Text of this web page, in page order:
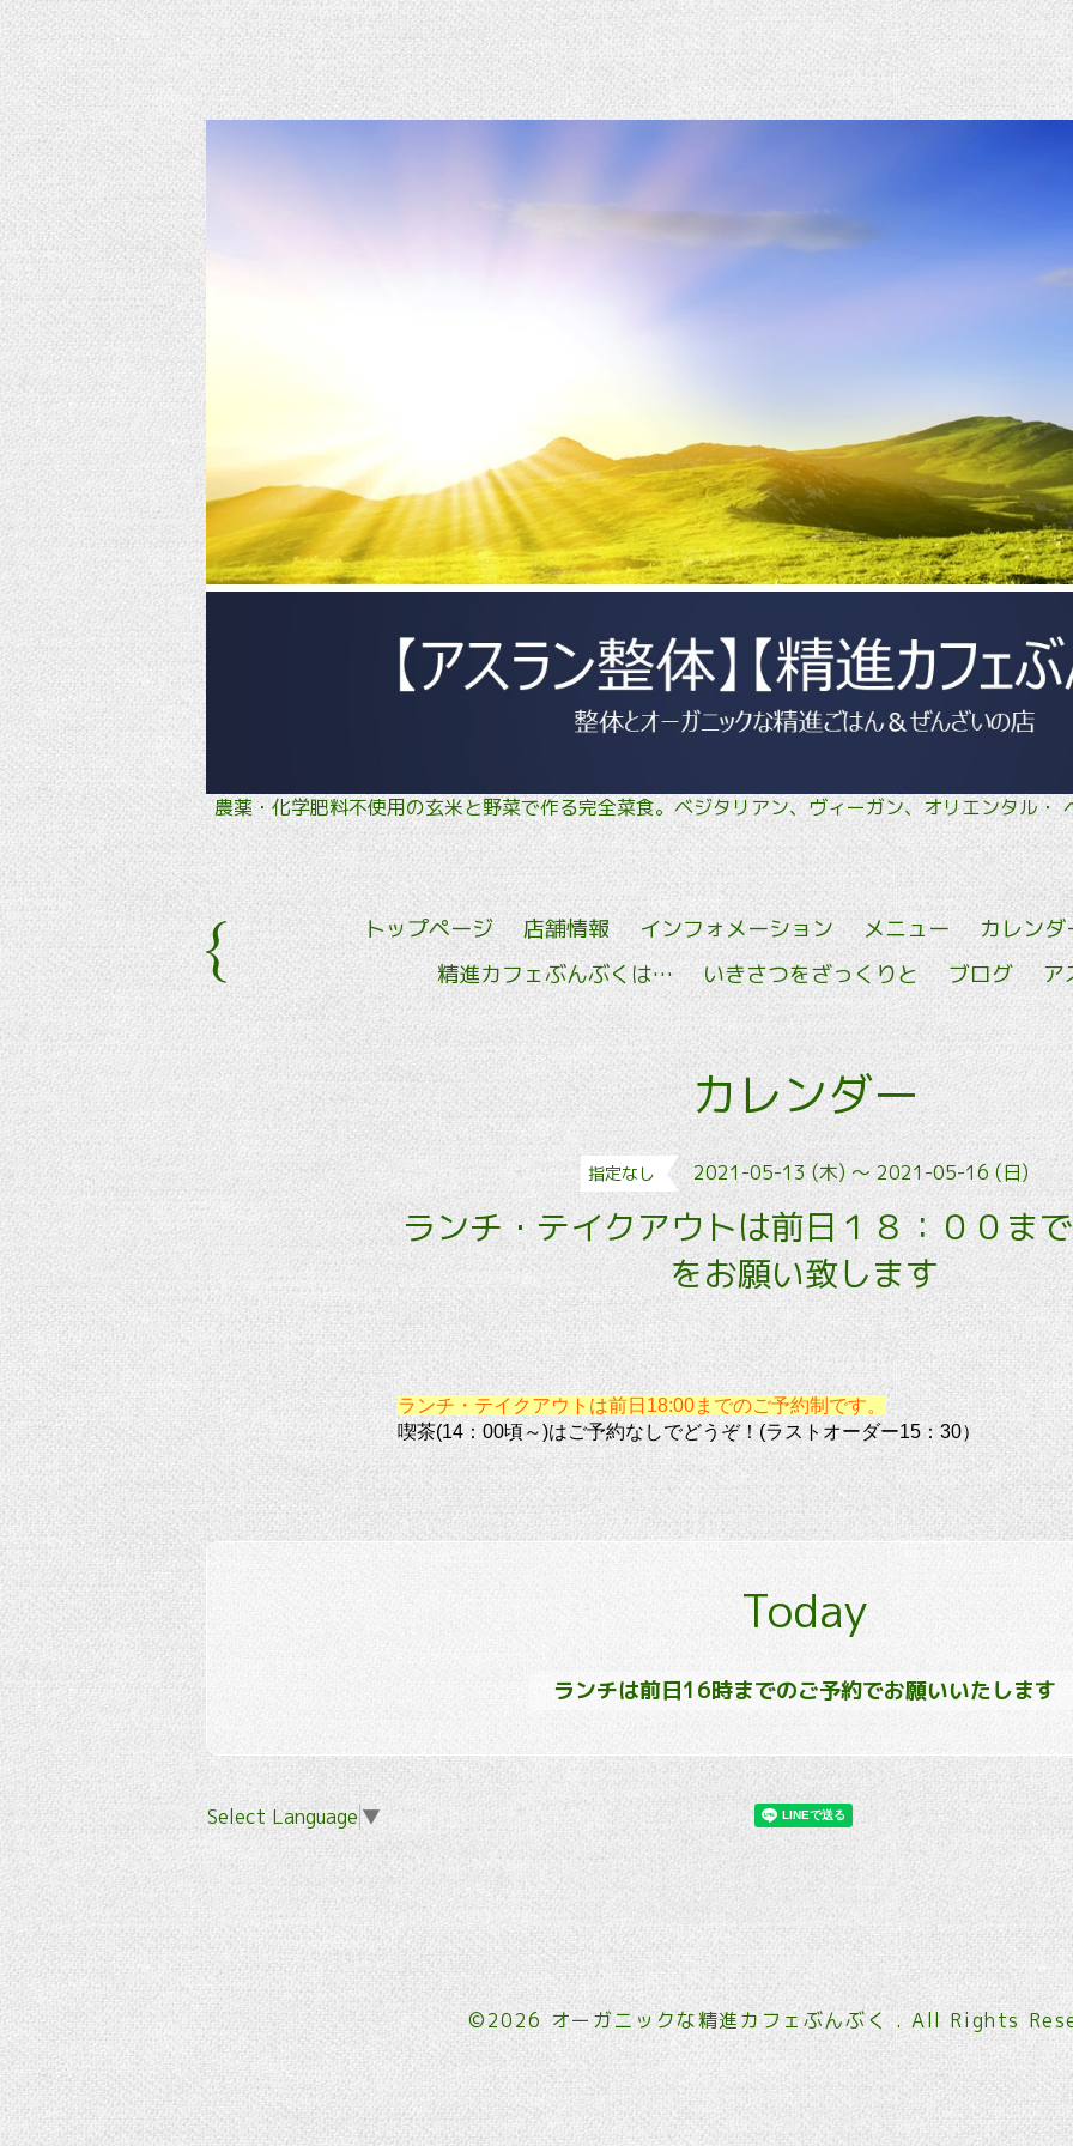
農薬・化学肥料不使用の玄米と野菜で作る完全菜食。ベジタリアン、ヴィーガン、オリエ
トップページ 店舗情報 インフォメーション メニュー
カレンダ
精進カフェぶんぶくは…
いきさつをざっくりと ブログ ア
カレンダー
指定なし 2021-05-13 (木) ～ 2021-05-16 (日)
ランチ・テイクアウトは前日１８：００ま
をお願い致します
ランチ・テイクアウトは前日18:00までのご予約制です。
喫茶(14：00頃～)はご予約なしでどうぞ！(ラストオーダー15：30）
Today
ランチは前日16時までのご予約でお願いいたします
Select Language ▼
©2026オーガニックな精進カフェぶんぶく . All Rights